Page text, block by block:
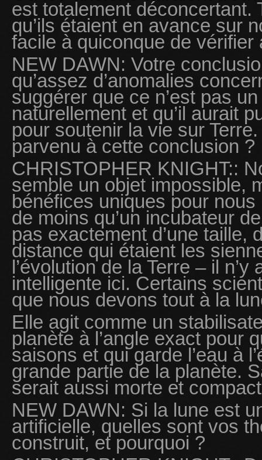
est totalement déconcertant.
qu’ils étaient en avance sur
facile à quiconque de
NEW DAWN: Votre
qu’assez d’anomalies
suggérer que ce n’est pas
naturellement et qu’il aurait
pour soutenir la vie sur
parvenu à cette conclusion ?
CHRISTOPHER KNIGHT::
semble un objet impossible,
bénéfices uniques pour nous
de moins qu’un incubateur
pas exactement d’une taille,
distance qui étaient les
l’évolution de la Terre – il
intelligente ici. Certains
que nous devons tout à la
Elle agit comme un
planète à l’angle exact pour
saisons et qui garde l’eau à
grande partie de la planète.
serait aussi morte et
NEW DAWN: Si la lune est
artificielle, quelles sont vos
construit, et pourquoi ?